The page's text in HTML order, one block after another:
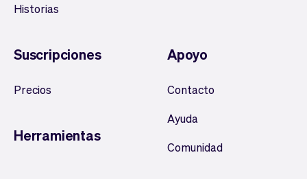
Historias
Suscripciones
Precios
Herramientas
Apoyo
Contacto
Ayuda
Comunidad